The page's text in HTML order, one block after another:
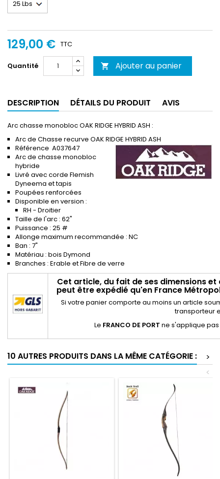
129,00 € TTC
Quantité  Ajouter au panier
DESCRIPTION DÉTAILS DU PRODUIT AVIS
Arc chasse monobloc OAK RIDGE HYBRID ASH :
Arc de Chasse recurve OAK RIDGE HYBRID ASH
Référence A037647
Arc de chasse monobloc
hybride
Livré avec corde Flemish
Dyneema et tapis
Poupées renforcées
Disponible en version :
RH - Droitier
Taille de l'arc : 62"
Puissance : 25 #
Allonge maximum recommandée : NC
Ban : 7"
Matériau : bois Dymond
Branches : Erable et Fibre de verre
Cet article, du fait de ses dimensions
peut être expédié qu'en France
Si votre panier comporte au moins un article
transporteur et
Le FRANCO DE PORT ne s'applique
10 AUTRES PRODUITS DANS LA MÊME CATÉGORIE :
>
<